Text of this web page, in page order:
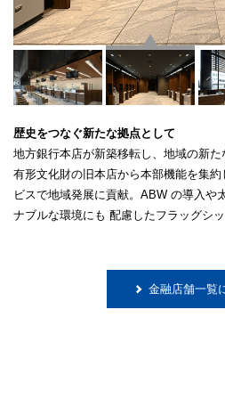
歴史をつなぐ新たな拠点として
地方銀行本店が新築移転し、地域の新
有形文化財の旧本店から本部機能を集約
ビスで地域発展に貢献。ABW の導入や
ナブルな環境にも 配慮したフラッグシッ
金融店舗一覧